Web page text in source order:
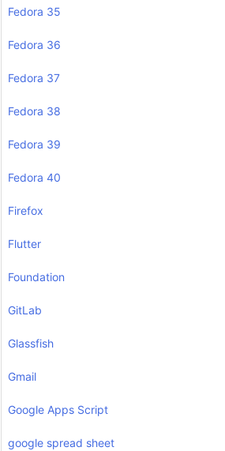
Fedora 35
Fedora 36
Fedora 37
Fedora 38
Fedora 39
Fedora 40
Firefox
Flutter
Foundation
GitLab
Glassfish
Gmail
Google Apps Script
google spread sheet